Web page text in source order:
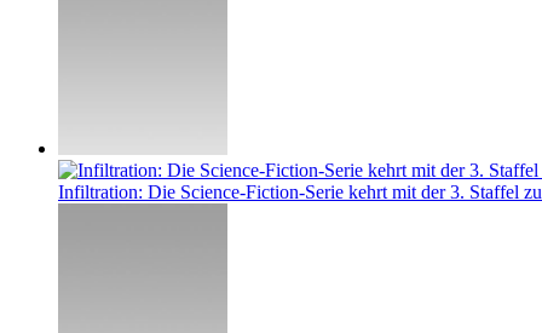
Infiltration: Die Science-Fiction-Serie kehrt mit der 3. Staffel